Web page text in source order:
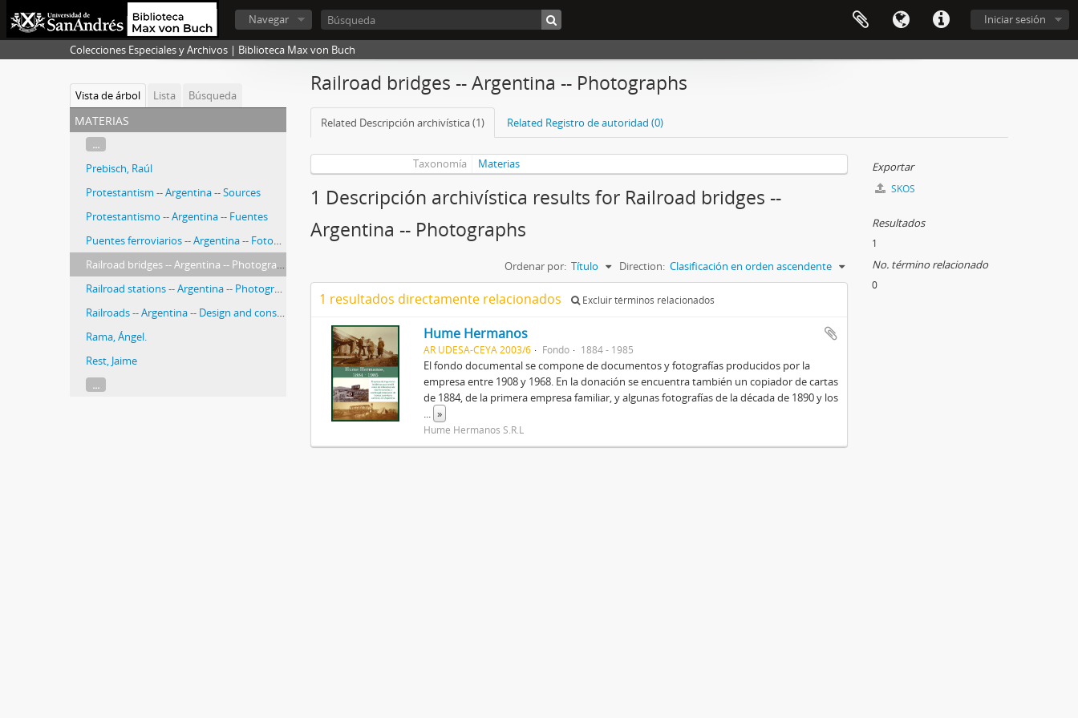
Iniciar sesión
Navegar
Colecciones Especiales y Archivos | Biblioteca Max von Buch
Vista de árbol Lista Búsqueda
materias
...
Prebisch, Raúl
Protestantism -- Argentina -- Sources
Protestantismo -- Argentina -- Fuentes
Puentes ferroviarios -- Argentina -- Fotografías
Railroad bridges -- Argentina -- Photographs
Railroad stations -- Argentina -- Photographs
Railroads -- Argentina -- Design and construction -- Photographs
Rama, Ángel.
Rest, Jaime
...
Railroad bridges -- Argentina -- Photographs
Related Descripción archivística (1) Related Registro de autoridad (0)
Taxonomía Materias
1 Descripción archivística results for Railroad bridges --
Argentina -- Photographs
Ordenar por: Título Direction: Clasificación en orden ascendente
1 resultados directamente relacionados Excluir términos relacionados
Hume Hermanos
AR UDESA-CEYA 2003/6 Fondo 1884 - 1985
El fondo documental se compone de documentos y fotografías producidos por la
empresa entre 1908 y 1968. En la donación se encuentra también un copiador de cartas
de 1884, de la primera empresa familiar, y algunas fotografías de la década de 1890 y los
... »
Hume Hermanos S.R.L
Exportar
SKOS
Resultados
1
No. término relacionado
0